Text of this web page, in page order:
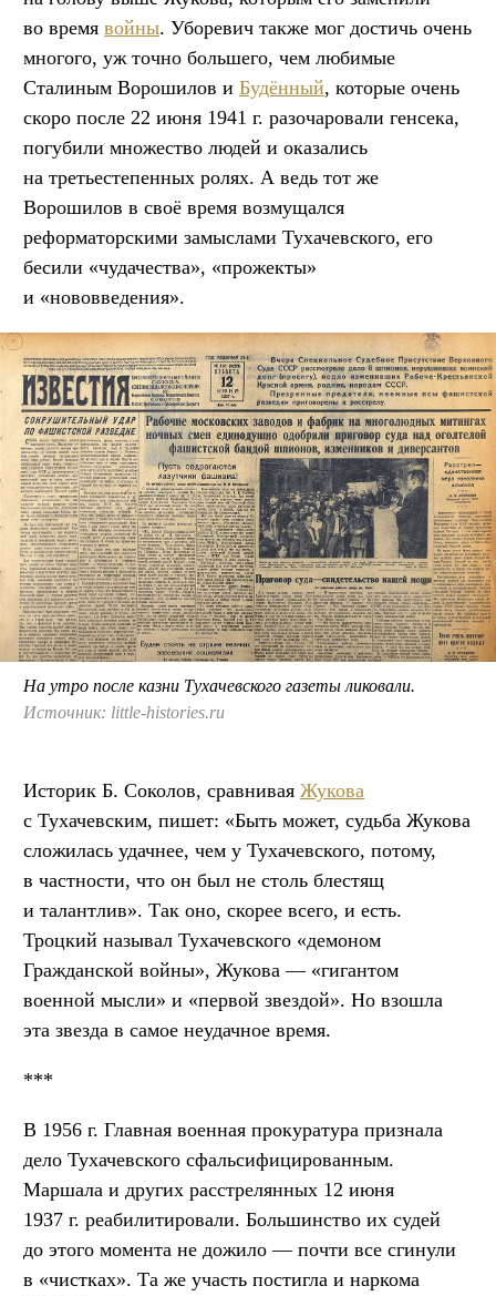
во время войны. Уборевич также мог достичь очень
многого, уж точно большего, чем любимые
Сталиным Ворошилов и Будённый, которые очень
скоро после 22 июня 1941 г. разочаровали генсека,
погубили множество людей и оказались
на третьестепенных ролях. А ведь тот же
Ворошилов в своё время возмущался
реформаторскими замыслами Тухачевского, его
бесили «чудачества», «прожекты»
и «нововведения».
На утро после казни Тухачевского газеты ликовали.
Источник: little-histories.ru
Историк Б. Соколов, сравнивая Жукова
с Тухачевским, пишет: «Быть может, судьба Жукова
сложилась удачнее, чем у Тухачевского, потому,
в частности, что он был не столь блестящ
и талантлив». Так оно, скорее всего, и есть.
Троцкий называл Тухачевского «демоном
Гражданской войны», Жукова — «гигантом
военной мысли» и «первой звездой». Но взошла
эта звезда в самое неудачное время.
***
В 1956 г. Главная военная прокуратура признала
дело Тухачевского сфальсифицированным.
Маршала и других расстрелянных 12 июня
1937 г. реабилитировали. Большинство их судей
до этого момента не дожило — почти все сгинули
в «чистках». Та же участь постигла и наркома